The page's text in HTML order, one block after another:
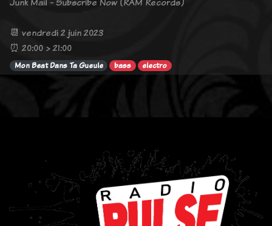
📆 vendredi 2 juin 2023
⏰ 20:00 > 21:00
Mon Beat Dans Ta Gueule bass electro